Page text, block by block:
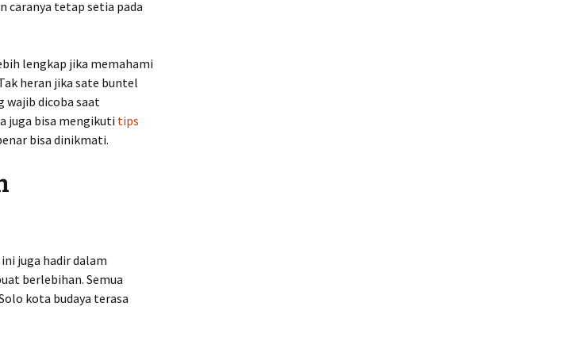
caranya tetap setia pada
lengkap jika memahami
heran jika sate buntel
wajib dicoba saat
juga bisa mengikuti tips
bisa dinikmati.
juga hadir dalam
berlebihan. Semua
kota budaya terasa